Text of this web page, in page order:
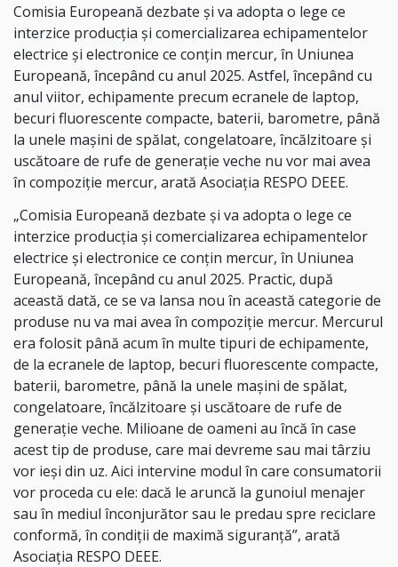
Comisia Europeană dezbate şi va adopta o lege ce
interzice producţia şi comercializarea echipamentelor
electrice şi electronice ce conţin mercur, în Uniunea
Europeană, începând cu anul 2025. Astfel, începând cu
anul viitor, echipamente precum ecranele de laptop,
becuri fluorescente compacte, baterii, barometre, până
la unele maşini de spălat, congelatoare, încălzitoare şi
uscătoare de rufe de generaţie veche nu vor mai avea
în compoziţie mercur, arată Asociaţia RESPO DEEE.
„Comisia Europeană dezbate şi va adopta o lege ce
interzice producţia şi comercializarea echipamentelor
electrice şi electronice ce conţin mercur, în Uniunea
Europeană, începând cu anul 2025. Practic, după
această dată, ce se va lansa nou în această categorie de
produse nu va mai avea în compoziţie mercur. Mercurul
era folosit până acum în multe tipuri de echipamente,
de la ecranele de laptop, becuri fluorescente compacte,
baterii, barometre, până la unele maşini de spălat,
congelatoare, încălzitoare şi uscătoare de rufe de
generaţie veche. Milioane de oameni au încă în case
acest tip de produse, care mai devreme sau mai târziu
vor ieşi din uz. Aici intervine modul în care consumatorii
vor proceda cu ele: dacă le aruncă la gunoiul menajer
sau în mediul înconjurător sau le predau spre reciclare
conformă, în condiţii de maximă siguranţă”, arată
Asociaţia RESPO DEEE.